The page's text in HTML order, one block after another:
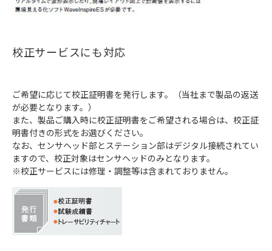
校正サービスにも対応
ご希望に応じて校正証明書を発行します。（当社まで製品の返送
が必要となります。）
また、製品ご購入時に校正証明書をご希望される場合は、校正証
明書付きの形式をお選びください。
なお、センサヘッド部とステーション部はデジタル接続されてい
ますので、校正対象はセンサヘッドのみとなります。
※校正サービスには修理・調整等は含まれておりません。